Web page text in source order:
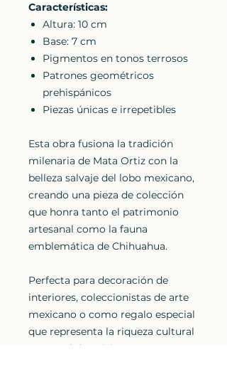
Características:
Altura: 10 cm
Base: 7 cm
Pigmentos en tonos terrosos
Patrones geométricos
prehispánicos
Piezas únicas e irrepetibles
Esta obra fusiona la tradición
milenaria de Mata Ortiz con la
belleza salvaje del lobo mexicano,
creando una pieza de colección
que honra tanto el patrimonio
artesanal como la fauna
emblemática de Chihuahua.
Perfecta para decoración de
interiores, coleccionistas de arte
mexicano o como regalo especial
que representa la riqueza cultural
y natural de México.